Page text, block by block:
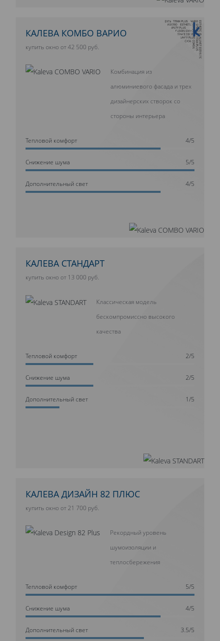
10 ЛЕТ ГАРАНТИИ
КАЛЕВА КОМБО ВАРИО
купить окно от 42 500 руб.
Комбинация из
алюминиевого фасада и трех
дизайнерских створок со
стороны интерьера
Тепловой комфорт 4/5
Cнижение шума 5/5
Дополнительный свет 4/5
КАЛЕВА СТАНДАРТ
купить окно от 13 000 руб.
Классическая модель
бескомпромиссно высокого
качества
Тепловой комфорт 2/5
Cнижение шума 2/5
Дополнительный свет 1/5
КАЛЕВА ДИЗАЙН 82 ПЛЮС
купить окно от 21 700 руб.
Рекордный уровень
шумоизоляции и
теплосбережения
Тепловой комфорт 5/5
Cнижение шума 4/5
Дополнительный свет 3.5/5